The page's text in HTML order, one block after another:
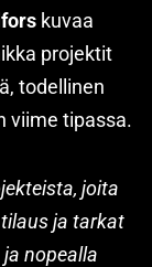
kuvaa
projektit
todellinen
viime tipassa.
joita
ja tarkat
nopealla